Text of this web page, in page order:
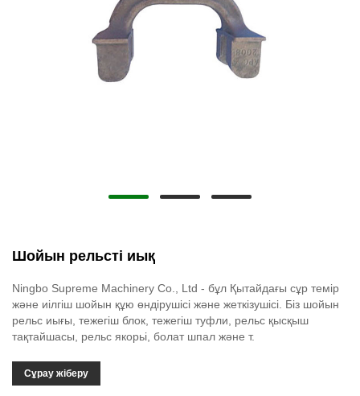
Шойын рельсті иық
Ningbo Supreme Machinery Co., Ltd - бұл Қытайдағы сұр темір
және иілгіш шойын құю өндірушісі және жеткізушісі. Біз шойын
рельс иығы, тежегіш блок, тежегіш туфли, рельс қысқыш
тақтайшасы, рельс якорьі, болат шпал және т.
Сұрау жіберу